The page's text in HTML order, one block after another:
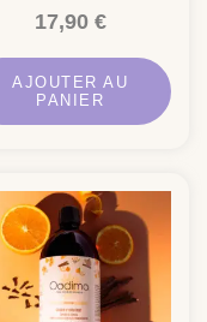
17,90 €
AJOUTER AU
PANIER